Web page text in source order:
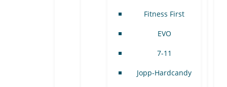
Fitness First
EVO
7-11
Jopp-Hardcandy